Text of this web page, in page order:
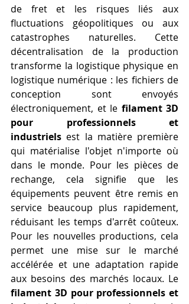
de fret et les risques liés aux
fluctuations géopolitiques ou aux
catastrophes naturelles. Cette
décentralisation de la production
transforme la logistique physique en
logistique numérique : les fichiers de
conception sont envoyés
électroniquement, et le filament 3D
pour professionnels et
industriels est la matière première
qui matérialise l'objet n'importe où
dans le monde. Pour les pièces de
rechange, cela signifie que les
équipements peuvent être remis en
service beaucoup plus rapidement,
réduisant les temps d'arrêt coûteux.
Pour les nouvelles productions, cela
permet une mise sur le marché
accélérée et une adaptation rapide
filament 3D pour professionnels et